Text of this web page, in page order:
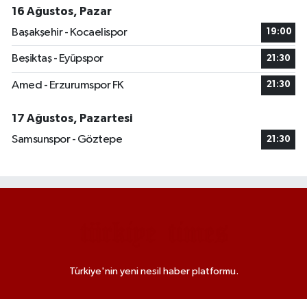
16 Ağustos, Pazar
Başakşehir - Kocaelispor
19:00
Beşiktaş - Eyüpspor 21:30
Amed - Erzurumspor FK 21:30
17 Ağustos, Pazartesi
Samsunspor - Göztepe
21:30
Türkiye'nin yeni nesil haber platformu.